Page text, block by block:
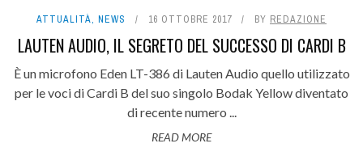
ATTUALITÀ, NEWS 16 OTTOBRE 2017 BY REDAZIONE
LAUTEN AUDIO, IL SEGRETO DEL SUCCESSO DI CARDI B
È un microfono Eden LT-386 di Lauten Audio quello utilizzato
per le voci di Cardi B del suo singolo Bodak Yellow diventato
di recente numero ...
READ MORE